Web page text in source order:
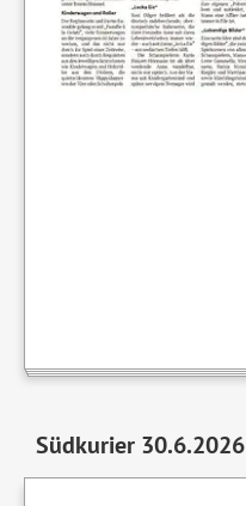
Südkurier 30.6.2026